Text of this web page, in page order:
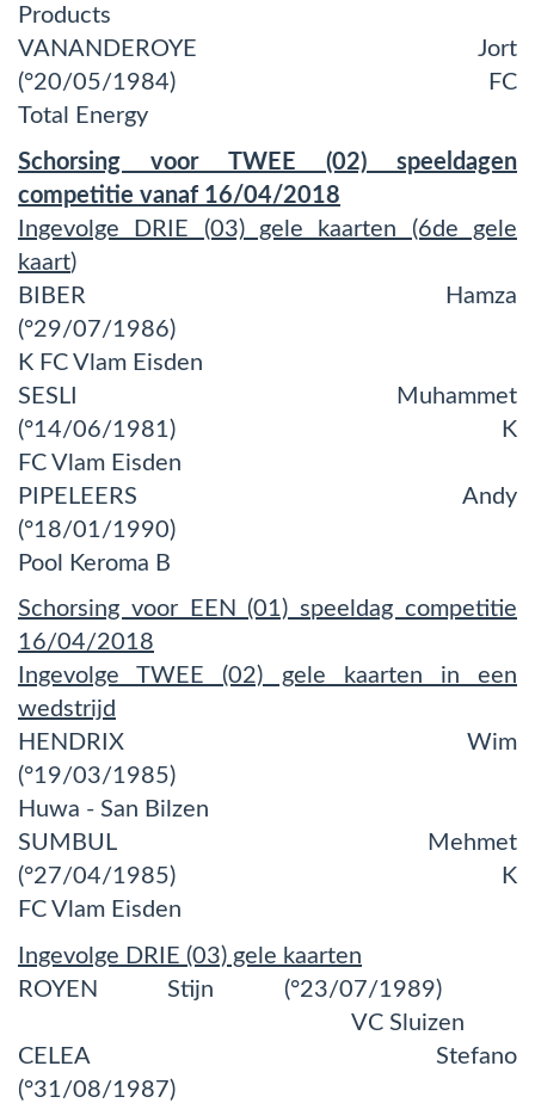
Products
VANANDEROYE Jort
(°20/05/1984) FC
Total Energy
Schorsing voor TWEE (02) speeldagen
competitie vanaf 16/04/2018
Ingevolge DRIE (03) gele kaarten (6de gele
kaart)
BIBER Hamza
(°29/07/1986)
K FC Vlam Eisden
SESLI Muhammet
(°14/06/1981) K
FC Vlam Eisden
PIPELEERS Andy
(°18/01/1990)
Pool Keroma B
Schorsing voor EEN (01) speeldag competitie
16/04/2018
Ingevolge TWEE (02) gele kaarten in een
wedstrijd
HENDRIX Wim
(°19/03/1985)
Huwa - San Bilzen
SUMBUL Mehmet
(°27/04/1985) K
FC Vlam Eisden
Ingevolge DRIE (03) gele kaarten
ROYEN Stijn (°23/07/1989)
VC Sluizen
CELEA Stefano
(°31/08/1987)